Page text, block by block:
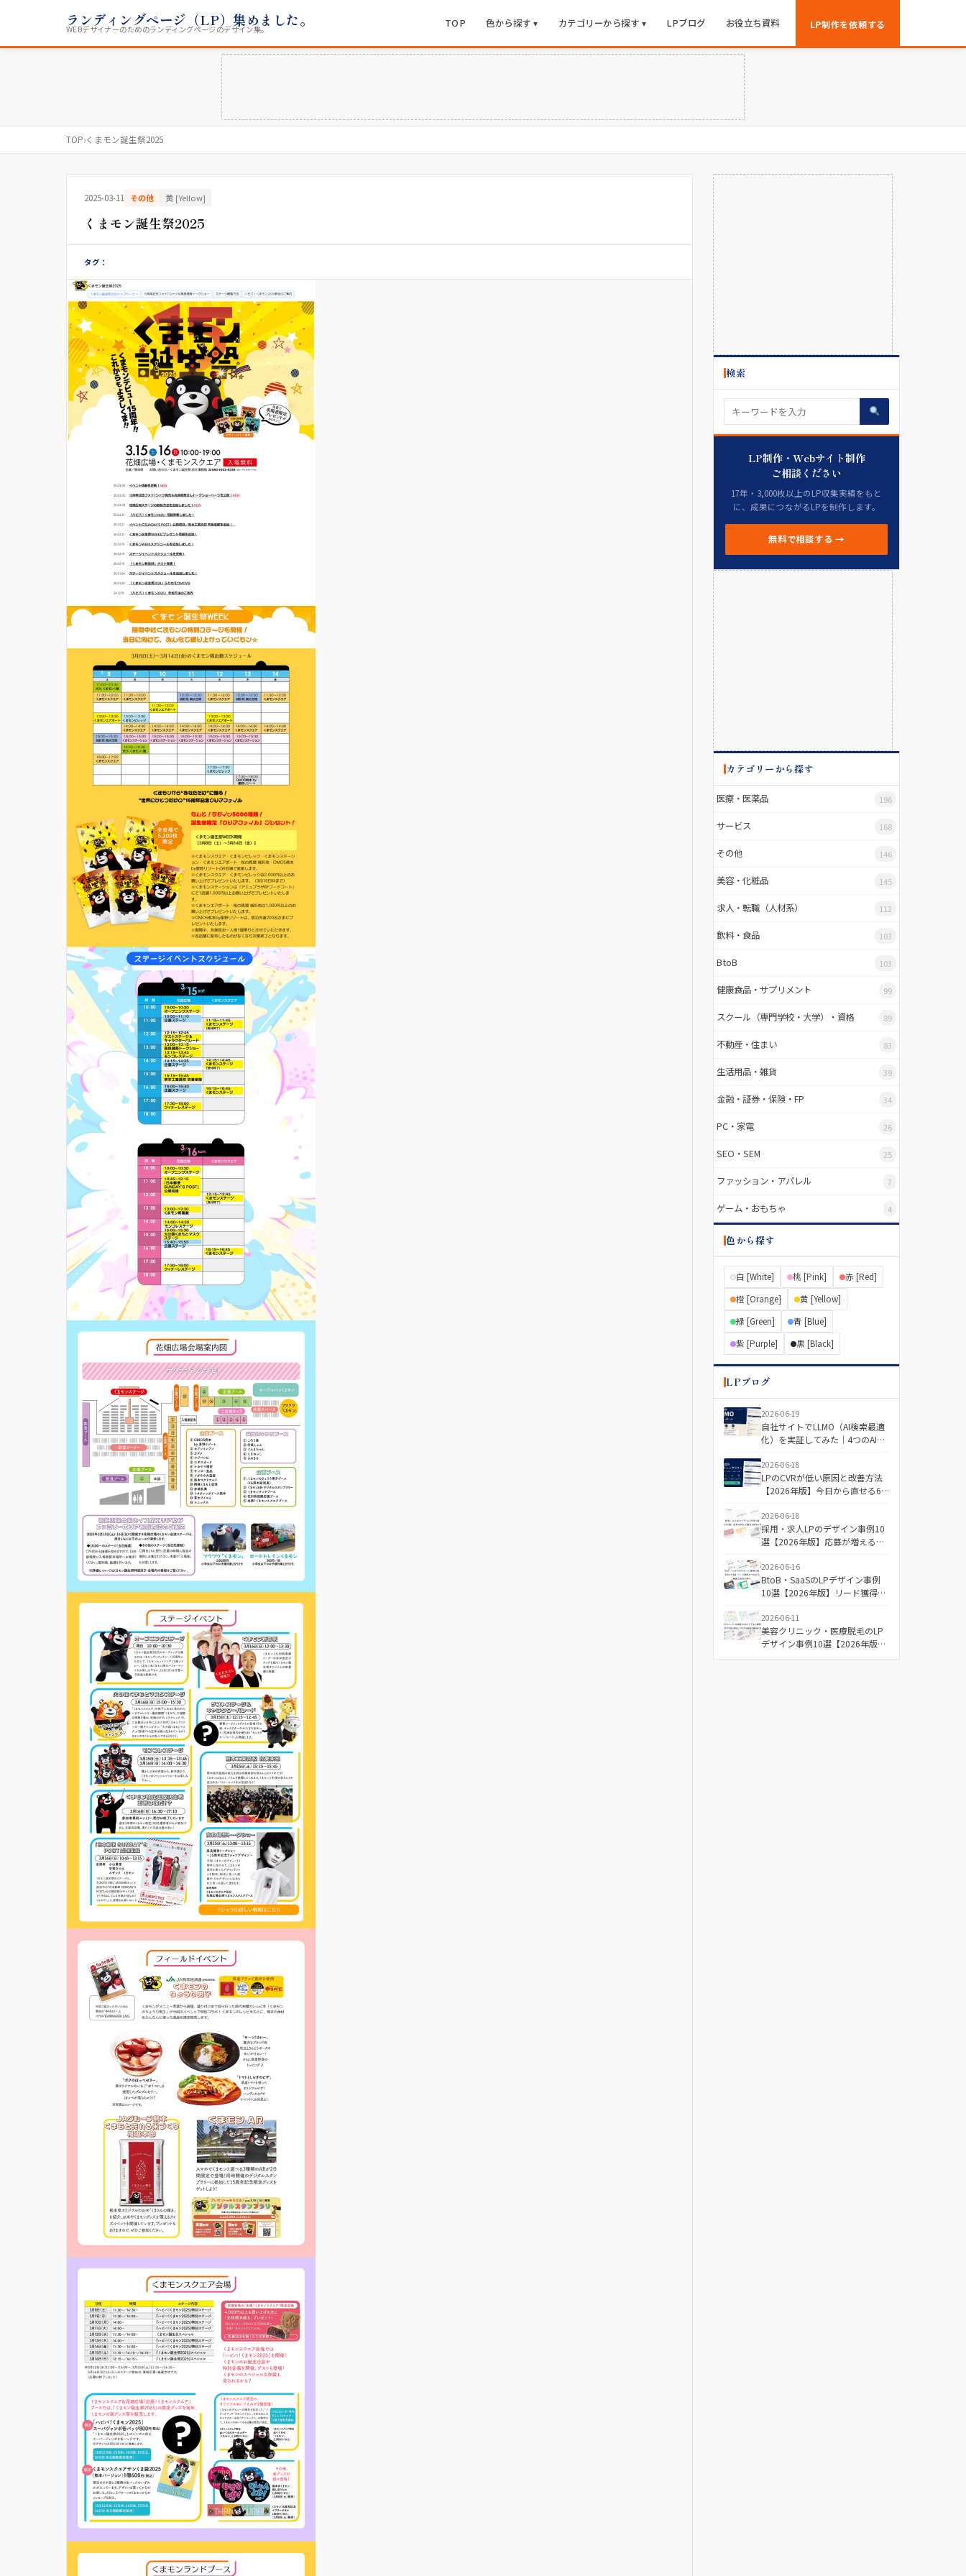
ランディングページ（LP）集めました。
WEBデザイナーのためのランディングページのデザイン集。 TOP 色から探す ▾ カテゴリーから探す ▾ LPブログ お役立ち資料 LP制作を依頼する
TOP›くまモン誕生祭2025
2025-03-11 その他 黄 [Yellow]
くまモン誕生祭2025
タグ：
検索
LP制作・Webサイト制作
ご相談ください
17年・3,000枚以上のLP収集実績をもと
に、成果につながるLPを制作します。
無料で相談する →
カテゴリーから探す
医療・医薬品 196
サービス 168
その他 146
美容・化粧品 145
求人・転職（人材系） 112
飲料・食品 103
BtoB 103
健康食品・サプリメント 99
スクール（専門学校・大学）・資格 89
不動産・住まい 83
生活用品・雑貨 39
金融・証券・保険・FP 34
PC・家電 26
SEO・SEM 25
ファッション・アパレル 7
ゲーム・おもちゃ 4
色から探す
白 [White] 桃 [Pink]
赤 [Red]
橙 [Orange]
黄 [Yellow]
緑 [Green]
青 [Blue]
紫 [Purple]
黒 [Black]
LPブログ
2026-06-19
自社サイトでLLMO（AI検索最適
化）を実証してみた｜4つのAIで
事」を分けた差とは
2026-06-18
LPのCVRが低い原因と改善方法
【2026年版】今日から直せる6
2026-06-18
採用・求人LPのデザイン事例10
選【2026年版】応募が増える構
2026-06-16
BtoB・SaaSのLPデザイン事例
10選【2026年版】リード獲得に
2026-06-11
美容クリニック・医療脱毛のLP
デザイン事例10選【2026年版】
成果につながる配色と構成の傾